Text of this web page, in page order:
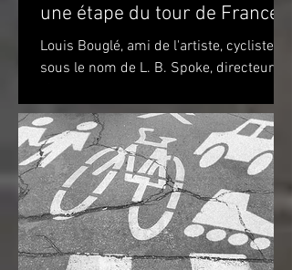
une étape du tour de France!
Louis Bouglé, ami de l'artiste, cycliste
sous le nom de L. B. Spoke, directeur de
Lautrec 1898 (huile...